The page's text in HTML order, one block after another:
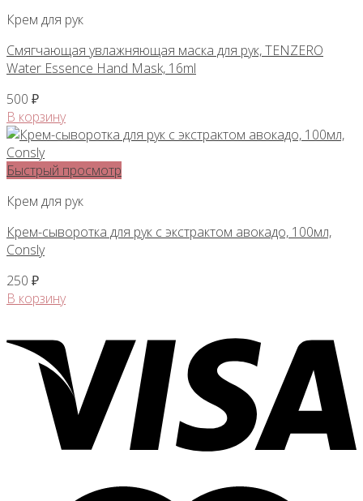
Крем для рук
Смягчающая увлажняющая маска для рук, TENZERO
Water Essence Hand Mask, 16ml
500 ₽
В корзину
Быстрый просмотр
Крем для рук
Крем-сыворотка для рук с экстрактом авокадо, 100мл,
Consly
250 ₽
В корзину